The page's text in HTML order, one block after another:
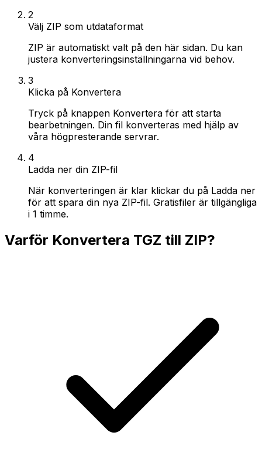
2
Välj ZIP som utdataformat
ZIP är automatiskt valt på den här sidan. Du kan
justera konverteringsinställningarna vid behov.
3
Klicka på Konvertera
Tryck på knappen Konvertera för att starta
bearbetningen. Din fil konverteras med hjälp av
våra högpresterande servrar.
4
Ladda ner din ZIP-fil
När konverteringen är klar klickar du på Ladda ner
för att spara din nya ZIP-fil. Gratisfiler är tillgängliga
i 1 timme.
Varför Konvertera TGZ till ZIP?